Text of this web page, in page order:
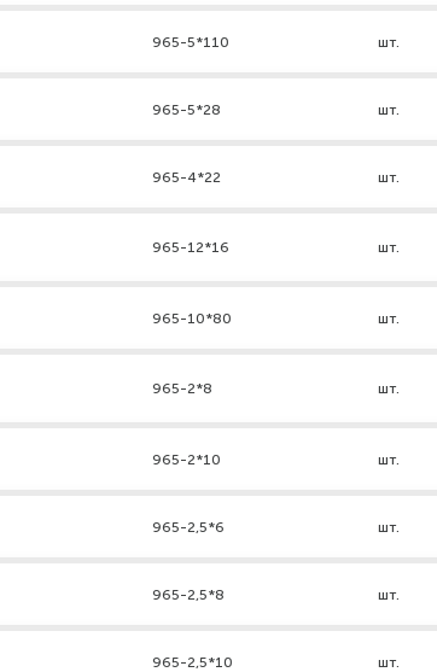
965-5*110 шт.
965-5*28 шт.
965-4*22 шт.
965-12*16 шт.
965-10*80 шт.
965-2*8 шт.
965-2*10 шт.
965-2,5*6 шт.
965-2,5*8 шт.
965-2,5*10 шт.